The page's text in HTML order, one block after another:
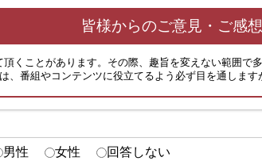
皆様からのご意見・ご感
くことがあります。その際、趣旨を変えない範囲で
、番組やコンテンツに役立てるよう必ず目を通しま
男性 女性 回答しない